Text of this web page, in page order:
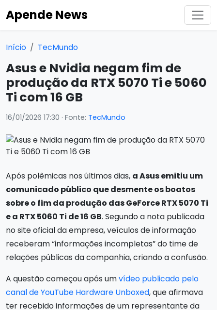
Apende News
Início TecMundo
Asus e Nvidia negam fim de
produção da RTX 5070 Ti e 5060
Ti com 16 GB
16/01/2026 17:30 · Fonte: TecMundo
Após polêmicas nos últimos dias, a Asus emitiu um
comunicado público que desmente os boatos
sobre o fim da produção das GeForce RTX 5070 Ti
e a RTX 5060 Ti de 16 GB. Segundo a nota publicada
no site oficial da empresa, veículos de informação
receberam “informações incompletas” do time de
relações públicas da companhia, criando a confusão.
A questão começou após umvídeo publicado pelo
canal de YouTube Hardware Unboxed, que afirmava
ter recebido informações de um representante da